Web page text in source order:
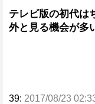
テレビ版の初代は
外と見る機会が多
39: 2017/08/23